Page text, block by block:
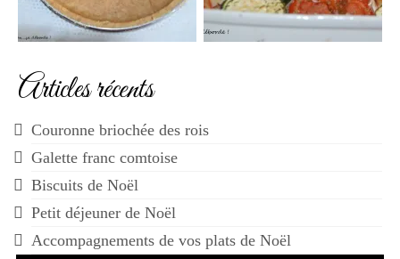
Articles récents
Couronne briochée des rois
Galette franc comtoise
Biscuits de Noël
Petit déjeuner de Noël
Accompagnements de vos plats de Noël